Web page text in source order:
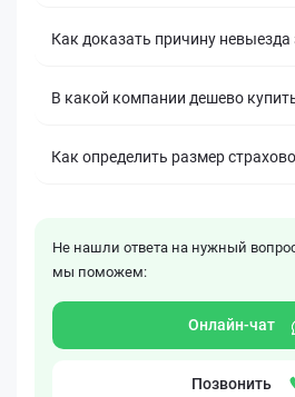
Как доказать причину невыезда
В какой компании дешево
Как определить размер
Не нашли ответа на нужный
мы поможем:
Онлайн-чат
Позвонить